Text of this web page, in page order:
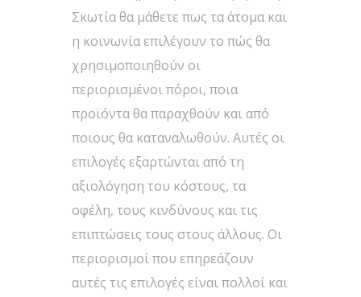
Σκωτία θα μάθετε πως τα άτομα και
η κοινωνία επιλέγουν το πώς θα
χρησιμοποιηθούν οι
περιορισμένοι πόροι, ποια
προϊόντα θα παραχθούν και από
ποιους θα καταναλωθούν. Αυτές οι
επιλογές εξαρτώνται από τη
αξιολόγηση του κόστους, τα
οφέλη, τους κινδύνους και τις
επιπτώσεις τους στους άλλους. Οι
περιορισμοί που επηρεάζουν
αυτές τις επιλογές είναι πολλοί και